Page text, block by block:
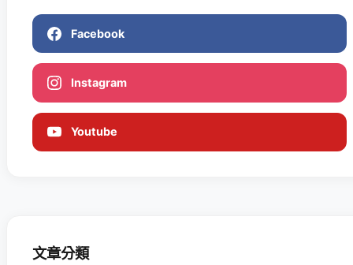
Facebook
Instagram
Youtube
文章分類